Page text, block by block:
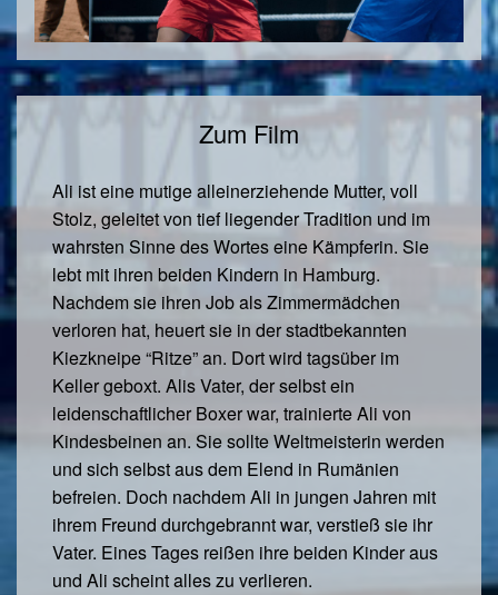
Zum Film
Ali ist eine mutige alleinerziehende Mutter, voll
Stolz, geleitet von tief liegender Tradition und im
wahrsten Sinne des Wortes eine Kämpferin. Sie
lebt mit ihren beiden Kindern in Hamburg.
Nachdem sie ihren Job als Zimmermädchen
verloren hat, heuert sie in der stadtbekannten
Kiezkneipe “Ritze” an. Dort wird tagsüber im
Keller geboxt. Alis Vater, der selbst ein
leidenschaftlicher Boxer war, trainierte Ali von
Kindesbeinen an. Sie sollte Weltmeisterin werden
und sich selbst aus dem Elend in Rumänien
befreien. Doch nachdem Ali in jungen Jahren mit
ihrem Freund durchgebrannt war, verstieß sie ihr
Vater. Eines Tages reißen ihre beiden Kinder aus
und Ali scheint alles zu verlieren.